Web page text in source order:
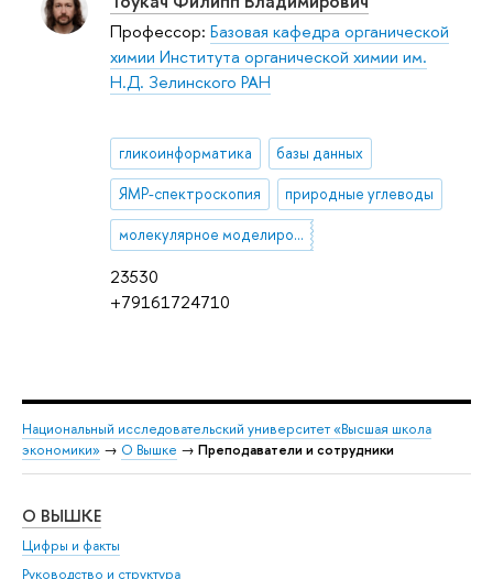
23530
+79161724710
Профессор: Базовая кафедра органической
химии Института органической химии им.
Н.Д. Зелинского РАН
гликоинформатика базы данных
ЯМР-спектроскопия природные углеводы
молекулярное моделирование
Национальный исследовательский университет «Высшая школа
экономики» → О Вышке → Преподаватели и сотрудники
О ВЫШКЕ
Цифры и факты
Руководство и структура